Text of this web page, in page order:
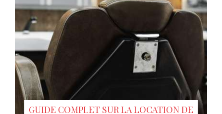
GUIDE COMPLET SUR LA LOCATION DE